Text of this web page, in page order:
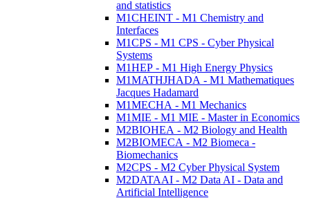
and statistics
M1CHEINT - M1 Chemistry and
Interfaces
M1CPS - M1 CPS - Cyber Physical
Systems
M1HEP - M1 High Energy Physics
M1MATHJHADA - M1 Mathematiques
Jacques Hadamard
M1MECHA - M1 Mechanics
M1MIE - M1 MIE - Master in Economics
M2BIOHEA - M2 Biology and Health
M2BIOMECA - M2 Biomeca -
Biomechanics
M2CPS - M2 Cyber Physical System
M2DATAAI - M2 Data AI - Data and
Artificial Intelligence